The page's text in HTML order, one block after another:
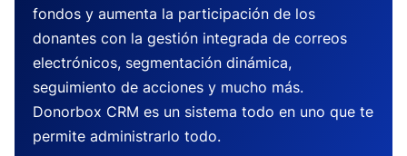
fondos y aumenta la participación de los
donantes con la gestión integrada de correos
electrónicos, segmentación dinámica,
seguimiento de acciones y mucho más.
Donorbox CRM es un sistema todo en uno que te
permite administrarlo todo.